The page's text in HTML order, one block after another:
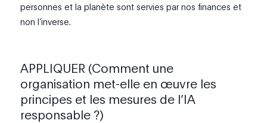
personnes et la planète sont servies par nos finances et
non l’inverse.
APPLIQUER (Comment une
organisation met-elle en œuvre les
principes et les mesures de l’IA
responsable ?)